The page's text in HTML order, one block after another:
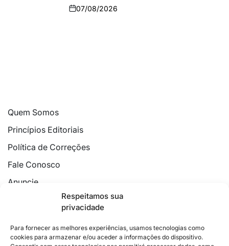
Respeitamos sua
privacidade
Para fornecer as melhores experiências, usamos tecnologias como
cookies para armazenar e/ou aceder a informações do dispositivo.
07/08/2026
Quem Somos
Princípios Editoriais
Política de Correções
Fale Conosco
Anuncie
Política de Cookies